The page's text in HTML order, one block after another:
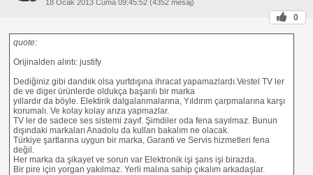
18 Ocak 2013 Cuma 09:45:52 (4352 mesaj)
0
quote:
Orijinalden alıntı: justify
Dediğiniz gibi dandıik olsa yurtdışına ihracat yapamazlardı.Vestel TV ler
de ve diger ürünlerde oldukça başarılı bir marka
yıllardır da böyle. Elektirik dalgalanmalarına, Yıldırım çarpmalarına karşı
korumalı. Ve kolay kolay arıza yapmazlar.
TV ler de sadece ses sistemi zayıf. Şimdiler oda fena sayılmaz. Bunun
dışındaki markaları Anadolu da kullan bakalım ne olacak.
Türkiye şartlarına uygun bir marka, Garanti ve Servis hizmetleri fena
değil.
Her marka da şikayet ve sorun var Elektronik işi şans işi birazda.
Bir pire için yorgan yakılmaz. Yerli malına sahip çıkalım arkadaşlar.